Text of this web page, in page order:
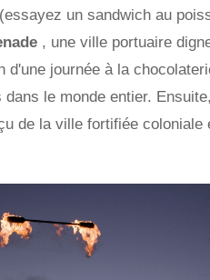
un sandwich au
, une ville portuaire
journée à la
le monde entier. Ensuite,
de la ville fortifiée coloniale